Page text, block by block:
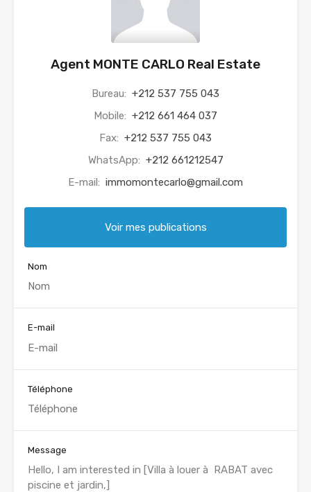
Agent MONTE CARLO Real Estate
Bureau: +212 537 755 043
Mobile: +212 661 464 037
Fax: +212 537 755 043
WhatsApp: +212 661212547
E-mail: immomontecarlo@gmail.com
Voir mes publications
Nom
E-mail
Téléphone
Message